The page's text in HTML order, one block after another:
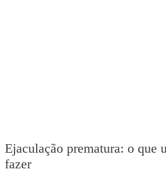
Ejaculação prematura: o que
fazer